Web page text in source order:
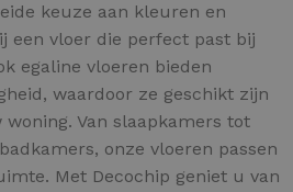
keuze aan kleuren en
een vloer die perfect past bij
egaline vloeren bieden
waardoor ze geschikt zijn
Van slaapkamers tot
onze vloeren passen
Met Decochip geniet u van